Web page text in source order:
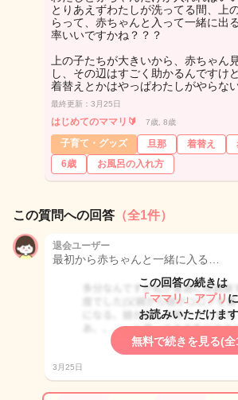
とりあえずわたしが洗ってる間、上
らって、赤ちゃんと入って一緒に出
率いいですかね？？？
上の子たちが大きいから、赤ちゃん
し、その辺はすごく助かるんですけど
着替えとかはやっぱわたしがやらな
最終更新：3月25日
はじめてのママリ🔰 7歳, 8歳
子育て・グッズ 旦那 着替え
6歳
お風呂の入れ方
この質問への回答 （全1件）
退会ユーザー
最初から赤ちゃんと一緒に入る…
この回答の続きは
「ママリ」アプリ
お読みいただけます
無料で続きを見る(全
3月25日